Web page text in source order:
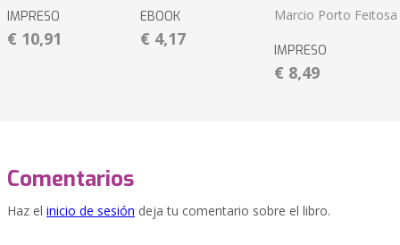
IMPRESO
€ 10,91
EBOOK
€ 4,17
Marcio Porto Feitosa
IMPRESO
€ 8,49
Comentarios
Haz el inicio de sesión deja tu comentario sobre el libro.